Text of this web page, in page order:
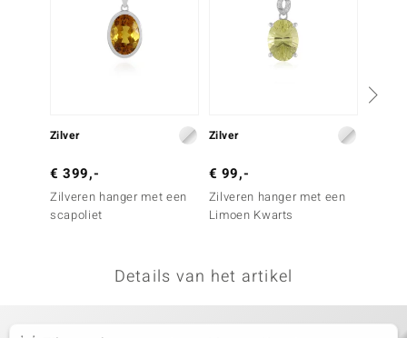
Collection
Zilver
€ 399,-
Zilveren hanger met een
scapoliet
Zilver
€ 99,-
Zilveren hanger met een
Limoen Kwarts
Details van het artikel